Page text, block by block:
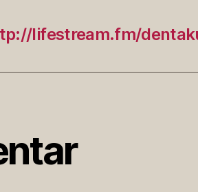
lifestream.fm/